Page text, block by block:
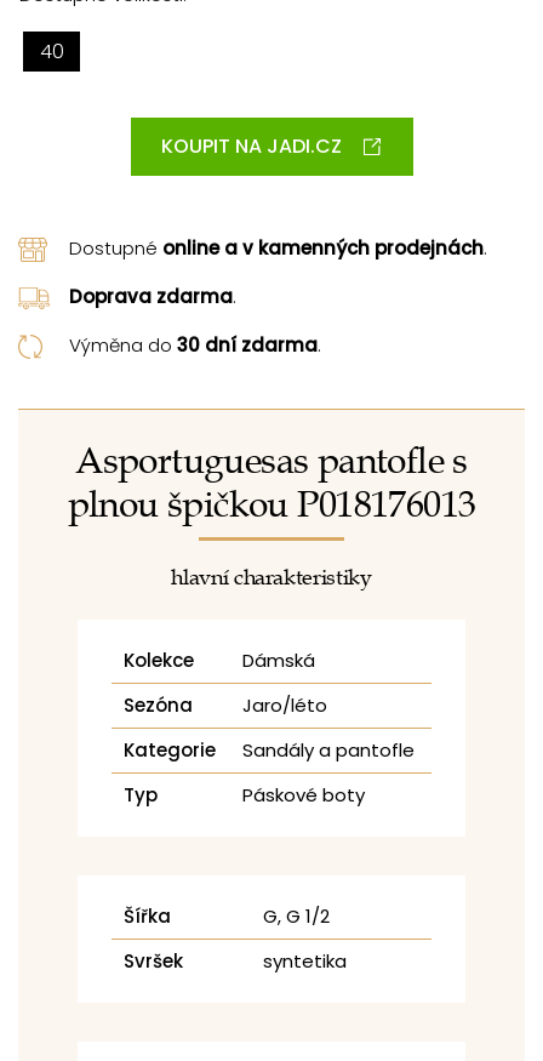
40
KOUPIT NA JADI.CZ
Dostupné online a v kamenných prodejnách.
Doprava zdarma.
Výměna do 30 dní zdarma.
Asportuguesas pantofle s
plnou špičkou P018176013
hlavní charakteristiky
Kolekce
Dámská
Sezóna
Jaro/léto
Kategorie
Sandály a pantofle
Typ
Páskové boty
Šířka
G, G 1/2
Svršek
syntetika